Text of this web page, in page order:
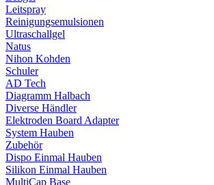
Leitspray
Reinigungsemulsionen
Ultraschallgel
Natus
Nihon Kohden
Schuler
AD Tech
Diagramm Halbach
Diverse Händler
Elektroden Board Adapter
System Hauben
Zubehör
Dispo Einmal Hauben
Silikon Einmal Hauben
MultiCap Base